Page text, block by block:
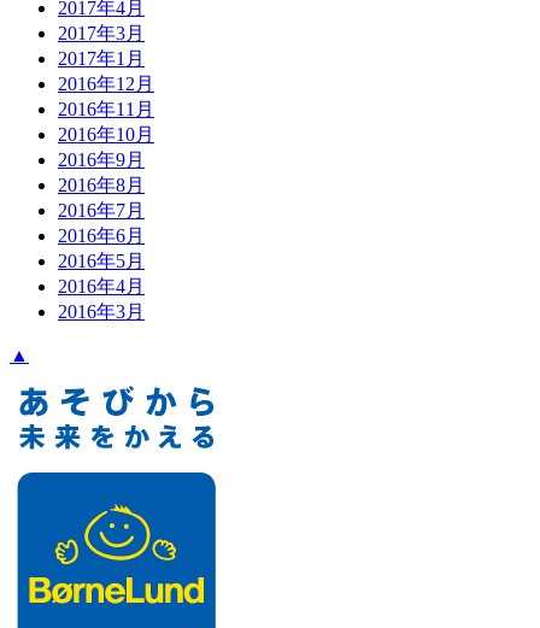
2017年4月
2017年3月
2017年1月
2016年12月
2016年11月
2016年10月
2016年9月
2016年8月
2016年7月
2016年6月
2016年5月
2016年4月
2016年3月
▲